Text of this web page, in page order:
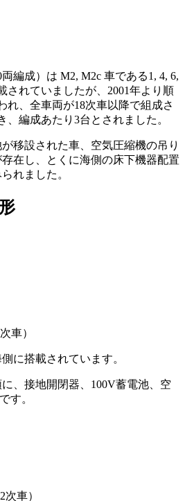
編成）は M2, M2c 車である1, 4, 6,
されていましたが、2001年より順
れ、全車両が18次車以降で組成さ
、編成あたり3台とされました。
移設された車、空気圧縮機の吊り
在し、とくに海側の床下機器配置
れました。
車）
に搭載されています。
、接地開閉器、100V蓄電池、空
す。
車）